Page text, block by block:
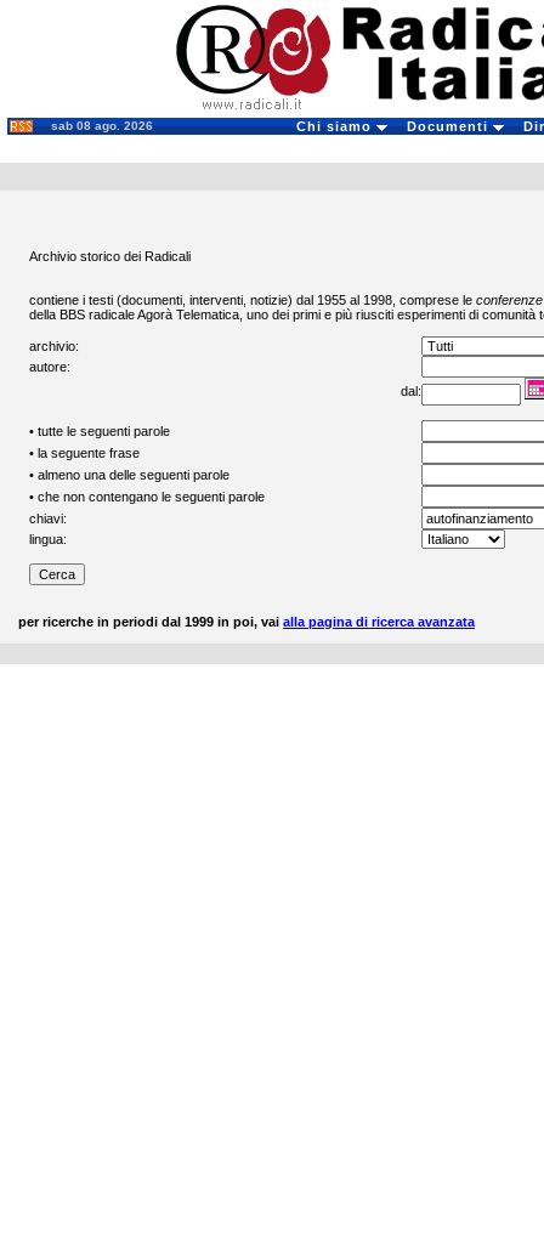
sab 08 ago. 2026 Chi siamo Documenti
Archivio storico dei Radicali
contiene i testi (documenti, interventi, notizie) dal 1955 al 1998, comprese le conferenze
della BBS radicaleAgorà Telematica , uno dei primi e più riusciti esperimenti di comunità
archivio:
autore:
dal:
• tutte le seguenti parole
• la seguente frase
• almeno una delle seguenti parole
• che non contengano le seguenti parole
chiavi:
lingua:
per ricerche in periodi dal 1999 in poi, vai alla pagina di ricerca avanzata